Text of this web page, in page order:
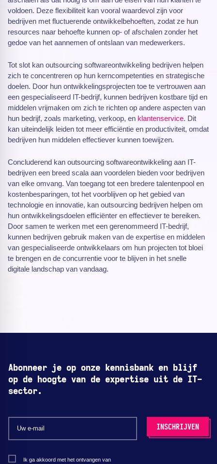
voldoen. Deze flexibiliteit kan vooral waardevol zijn voor
bedrijven met fluctuerende ontwikkelbehoeften, zodat ze hun
resources naar behoefte kunnen op- of afschalen zonder het
gedoe van het aannemen of ontslaan van medewerkers.
Tot slot kan outsourcing softwareontwikkeling bedrijven helpen
zich te concentreren op hun kerncompetenties en strategische
doelen. Door hun ontwikkelingsprojecten toe te vertrouwen aan
een gespecialiseerd IT-bedrijf, kunnen bedrijven kostbare tijd en
middelen vrijmaken om zich te richten op andere aspecten van
hun bedrijf, zoals marketing, verkoop, en klantenservice. Dit
kan uiteindelijk leiden tot meer efficiëntie en productiviteit, omdat
bedrijven hun middelen effectiever kunnen toewijzen.
Concluderend kan outsourcing softwareontwikkeling aan IT-
bedrijven een breed scala aan voordelen bieden voor bedrijven
van elke omvang. Van toegang tot een bredere talentenpool en
kostenbesparingen, tot het voorblijven op het gebied van
technologie en innovatie, kan outsourcing bedrijven helpen om
hun ontwikkelingsdoelen efficiënter en effectiever te bereiken.
Door samen te werken met een gerenommeerd IT-bedrijf,
kunnen bedrijven gebruik maken van de expertise en middelen
van gespecialiseerde ontwikkelaars om hun projecten tot bloei
te brengen en de concurrentie voor te blijven in het snelle
digitale landschap van vandaag.
Abonneer je op onze kennisbank en blijf
op de hoogte van de expertise uit de IT-
sector.
Ik ga akkoord met het ontvangen van